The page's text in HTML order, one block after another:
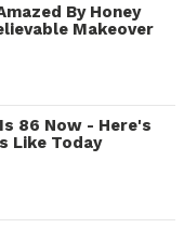
By Honey
Makeover
86 Now - Here's
Like Today